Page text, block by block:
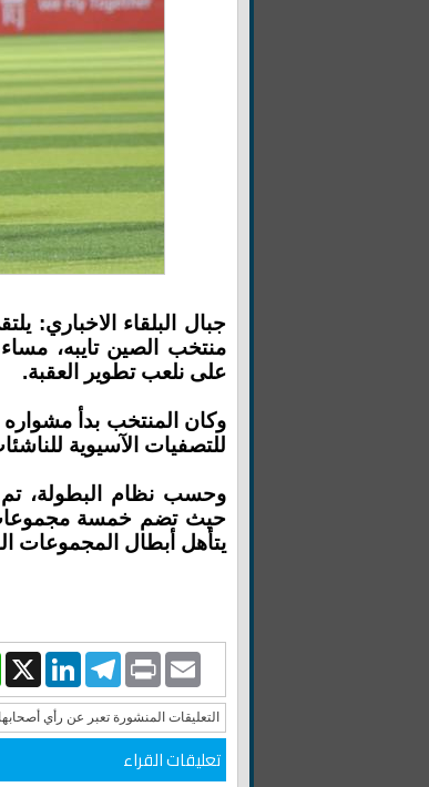
منتخب الصين تايبه،
على نلعب تطوير العقبة.
وكان المنتخب بدأ
للتصفيات الآسيوية
وحسب نظام البطولة،
حيث تضم خمسة مجموعات
يتأهل أبطال المجموعات الـ 8 إلى البطولة
X
LinkedInTelegram PrintEmail
التعليقات المنشورة تعبر عن رأي
تعليقات القراء